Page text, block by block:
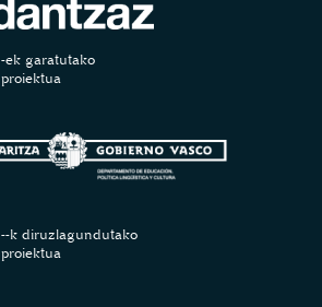
-ek garatutako
proiektua
--k diruzlagundutako
proiektua